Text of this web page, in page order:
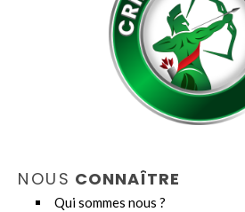
NOUS CONNAÎTRE
Qui sommes nous ?